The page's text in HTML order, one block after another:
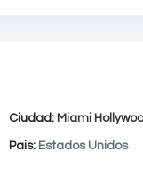
Ciudad: Miami
Pais: Estados Unidos